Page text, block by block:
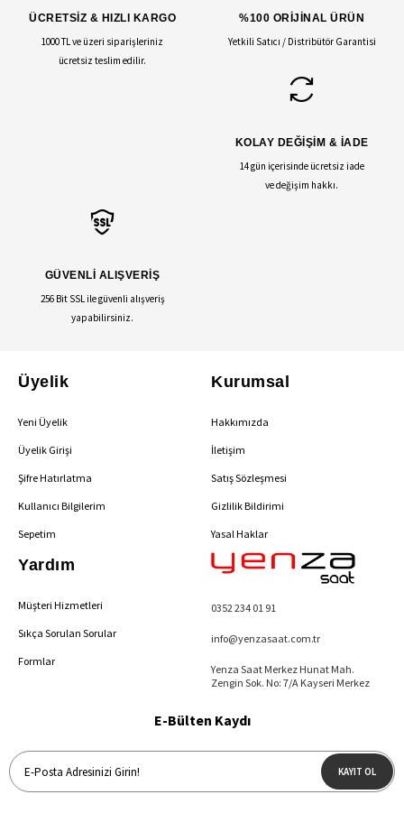
ÜCRETSİZ & HIZLI KARGO
1000 TL ve üzeri siparişleriniz
ücretsiz teslim edilir.
%100 ORİJİNAL ÜRÜN
Yetkili Satıcı / Distribütör Garantisi
KOLAY DEĞİŞİM & İADE
14 gün içerisinde ücretsiz iade
ve değişim hakkı.
GÜVENLİ ALIŞVERİŞ
256 Bit SSL ile güvenli alışveriş
yapabilirsiniz.
Üyelik
Yeni Üyelik
Üyelik Girişi
Şifre Hatırlatma
Kullanıcı Bilgilerim
Sepetim
Kurumsal
Hakkımızda
İletişim
Satış Sözleşmesi
Gizlilik Bildirimi
Yasal Haklar
Yardım
Müşteri Hizmetleri
Sıkça Sorulan Sorular
Formlar
0352 234 01 91
info@yenzasaat.com.tr
Yenza Saat Merkez Hunat Mah.
Zengin Sok. No: 7/A Kayseri Merkez
E-Bülten Kaydı
KAYIT OL